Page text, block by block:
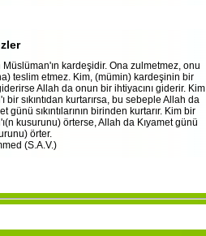
Müslüman'ın kardeşidir. Ona zulmetmez, onu
teslim etmez. Kim, (mümin) kardeşinin bir
Allah da onun bir ihtiyacını giderir. Kim
bir sıkıntıdan kurtarırsa, bu sebeple Allah da
günü sıkıntılarının birinden kurtarır. Kim bir
kusurunu) örterse, Allah da Kıyamet günü
örter.
(S.A.V.)